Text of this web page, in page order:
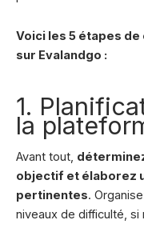
Voici les 5 étapes
sur Evalandgo :
1.
la
Avant tout,
objectif et élaborez
pertinentes.
niveaux de difficulté, si